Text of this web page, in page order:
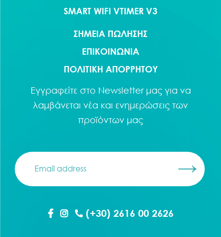
SMART WIFI VTIMER V3
ΣΗΜΕΙΑ ΠΩΛΗΣΗΣ
ΕΠΙΚΟΙΝΩΝΙΑ
ΠΟΛΙΤΙΚΗ ΑΠΟΡΡΗΤΟΥ
Εγγραφείτε στο Newsletterμας για να
λαμβάνεται νέα και ενημερώσεις των
προϊόντων μας
(+30) 2616 00 2626